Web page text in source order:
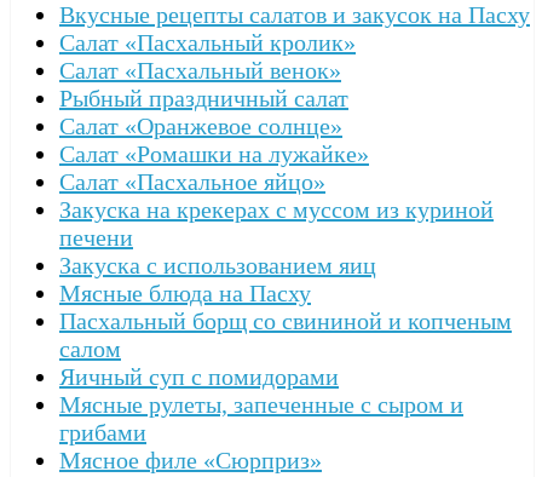
Вкусные рецепты салатов и закусок на Пасху
Салат «Пасхальный кролик»
Салат «Пасхальный венок»
Рыбный праздничный салат
Салат «Оранжевое солнце»
Салат «Ромашки на лужайке»
Салат «Пасхальное яйцо»
Закуска на крекерах с муссом из куриной
печени
Закуска с использованием яиц
Мясные блюда на Пасху
Пасхальный борщ со свининой и копченым
салом
Яичный суп с помидорами
Мясные рулеты, запеченные с сыром и
грибами
Мясное филе «Сюрприз»